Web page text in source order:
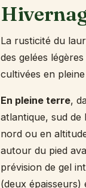
La rusticité du
des gelées
cultivées en
En pleine terre,
atlantique, sud
nord ou en
autour du pied
prévision de gel
(deux